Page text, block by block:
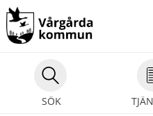
Välkommen
till
e-
tjänster
Vårgårda
SÖK